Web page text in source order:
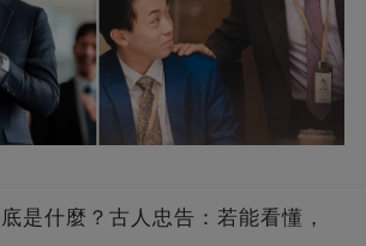
是什麼？古人忠告：若能看懂，